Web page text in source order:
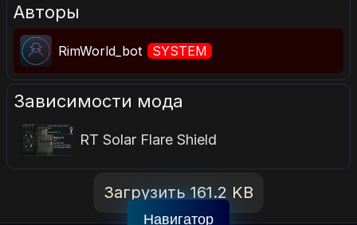
Авторы
RimWorld_bot SYSTEM
Зависимости мода
RT Solar Flare Shield
Загрузить 161.2 KB
Навигатор